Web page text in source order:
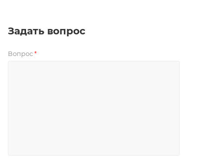
Задать вопрос
Вопрос *